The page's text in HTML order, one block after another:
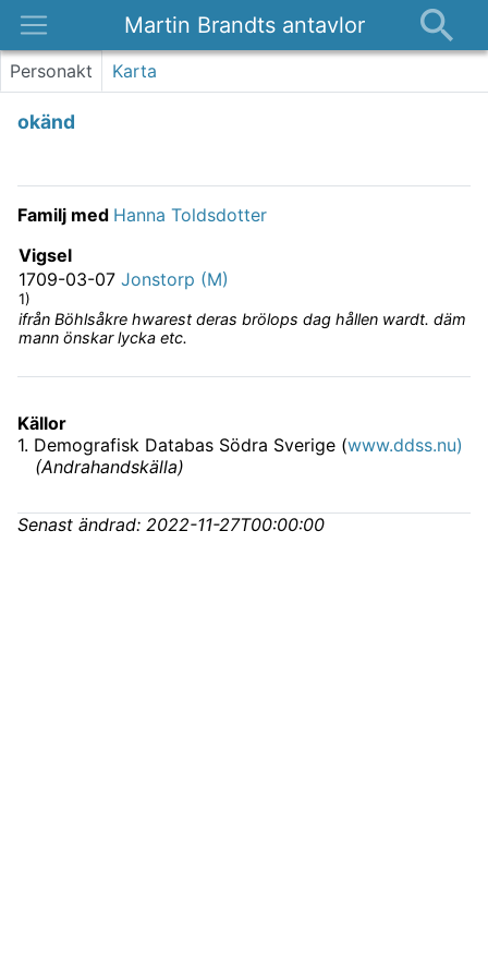
Martin Brandts antavlor
Platser
Personakt Karta
okänd
Familj med Hanna Toldsdotter
Vigsel
1709-03-07 Jonstorp (M)
1)
ifrån Böhlsåkre hwarest deras brölops dag hållen wardt. däm
mann önskar lycka etc.
Källor
1. Demografisk Databas Södra Sverige (www.ddss.nu)
(Andrahandskälla)
Senast ändrad: 2022-11-27T00:00:00